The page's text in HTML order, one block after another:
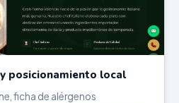
posicionamiento local
ficha de alérgenos